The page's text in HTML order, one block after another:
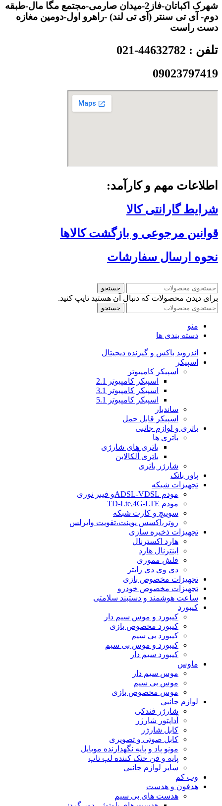
شهرک اکباتان-فاز2-میدان صارمی-مجتمع مگا مال-طبقه
دوم- آی تی سنتر (آی تی لند) -راهرو اول-دومین مغازه
دست راست
تلفن : 44632782-021
09023797419
اطلاعات مهم و کارآمد:
شرایط گارانتی کالا
قوانین مرجوعی و بازگشت کالاها
نحوه ارسال سفارشات
جستجو
برای دیدن محصولات که دنبال آن هستید تایپ کنید.
جستجو
منو
دسته بندی ها
اندروید باکس و گیرنده دیجیتال
اسپیکر
اسپیکر کامپیوتر
اسپیکر کامپیوتر 2.1
اسپیکر کامپیوتر 3.1
اسپیکر کامپیوتر 5.1
ساندبار
اسپیکر قابل حمل
باتری و لوازم جانبی
باتری ها
باتری های شارژی
باتری آلکالاین
شارژر باتری
پاور بانک
تجهیزات شبکه
مودم ADSL-VDSLو فیبر نوری
مودم TD-Lte,4G-LTE
سوییچ و کارت شبکه
روتر،اکسس پوینت،تقویت وایرلس
تجهیزات ذخیره سازی
هارد اکسترنال
اینترنال هارد
فلش مموری
دی وی دی رایتر
تجهیزات مخصوص بازی
تجهیزات مخصوص خودرو
ساعت هوشمند و دستبند سلامتی
کیبورد
کیبورد و موس سیم دار
کیبورد مخصوص بازی
کیبورد بی سیم
کیبورد و موس بی سیم
کیبورد سیم دار
ماوس
موس سیم دار
موس بی سیم
موس مخصوص بازی
لوازم جانبی
شارژر فندکی
آداپتور شارژر
کابل شارژر
کابل صوتی و تصویری
مونو پاد و پایه نگهدارنده موبایل
پایه و فن خنک کننده لپ تاپ
سایر لوازم جانبی
وب کم
هدفون و هدست
هدست های بی سیم